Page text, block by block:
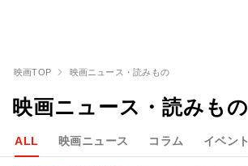
映画TOP 映画ニュース・読みもの
映画ニュース・読みもの
ALL 映画ニュース コラム イベント